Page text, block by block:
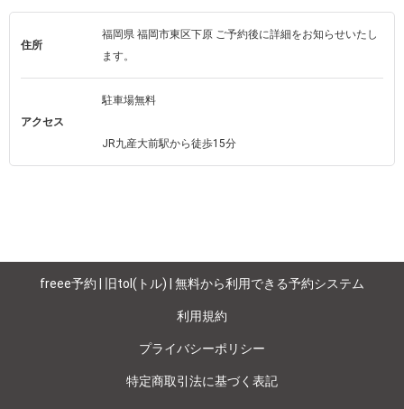
住所
福岡県 福岡市東区下原 ご予約後に詳細をお知らせいたし
ます。
アクセス
駐車場無料
JR九産大前駅から徒歩15分
freee予約 | 旧tol(トル) | 無料から利用できる予約システム
利用規約
プライバシーポリシー
特定商取引法に基づく表記